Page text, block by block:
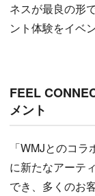
ネスが最良の形
ント体験をイベ
FEEL
メント
「WMJとのコ
に新たなアーテ
でき、多くのお